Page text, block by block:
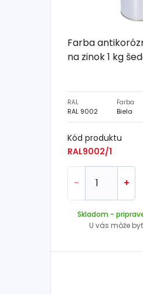
Farba
na zinok 1 kg
RAL
RAL 9002
Farba
Biela
Kód produktu
RAL9002/1
- +
Skladom -
U vás môže